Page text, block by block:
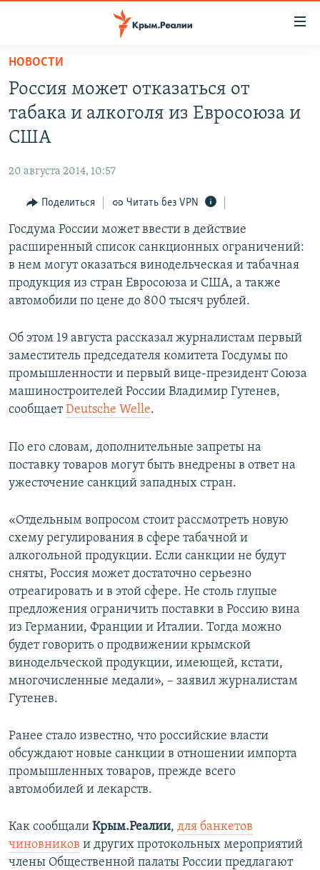
Вернуться
основному
содержанию
Вернутся
главной
навигации
Вернутся
поиску
СПЕЦПРОЕКТЫ
ГРУЗ 200
11 ЛЕТ ОККУПАЦИИ КРЫМА. 11 ИСТОРИЙ СОПРОТИВЛЕНИЯ
ВОДА
ЕЩЕ
ИНТЕРАКТИВ
ИНФОГРАФИКА
ТЕЛЕПРОЕКТ КРЫМ.РЕАЛИИ
СОВЕТЫ ПРАВОЗАЩИТНИКОВ
ПРОПАВШИЕ БЕЗ ВЕСТИ
ПОБЕДИТЕЛЕЙ НЕ СУДЯТ?
КРЫМ.НЕПОКОРЕННЫЙ
УКРАИНСКАЯ ПРОБЛЕМА КРЫМА
РАДІО СВОБОДА
КАК ОБОЙТИ БЛОКИРОВКУ
Українською
Qırımtatar
ПРИСОЕДИНЯЙТЕСЬ!
НОВОСТИ
Россия может отказаться от
табака и алкоголя из Евросоюза и
США
20 августа 2014, 10:57
Поделиться Читать без VPN
Госдума России может ввести в действие
расширенный список санкционных ограничений:
в нем могут оказаться винодельческая и табачная
продукция из стран Евросоюза и США, а также
автомобили по цене до 800 тысяч рублей.
Об этом 19 августа рассказал журналистам первый
заместитель председателя комитета Госдумы по
промышленности и первый вице-президент Союза
машиностроителей России Владимир Гутенев,
сообщаетDeutsche Welle.
По его словам, дополнительные запреты на
поставку товаров могут быть внедрены в ответ на
ужесточение санкций западных стран.
«Отдельным вопросом стоит рассмотреть новую
схему регулирования в сфере табачной и
алкогольной продукции. Если санкции не будут
сняты, Россия может достаточно серьезно
отреагировать и в этой сфере. Не столь глупые
предложения ограничить поставки в Россию вина
из Германии, Франции и Италии. Тогда можно
будет говорить о продвижении крымской
винодельческой продукции, имеющей, кстати,
многочисленные медали», – заявил журналистам
Гутенев.
Ранее стало известно, что российские власти
обсуждают новые санкции в отношении импорта
промышленных товаров, прежде всего
автомобилей и лекарств.
Как сообщали Крым.Реалии, для банкетов
чиновников и других протокольных мероприятий
члены Общественной палаты России предлагают